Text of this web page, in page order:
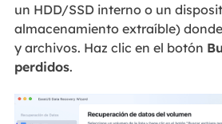
un HDD/SSD interno o un
almacenamiento extraíble)
y archivos. Haz clic en el botón
perdidos.